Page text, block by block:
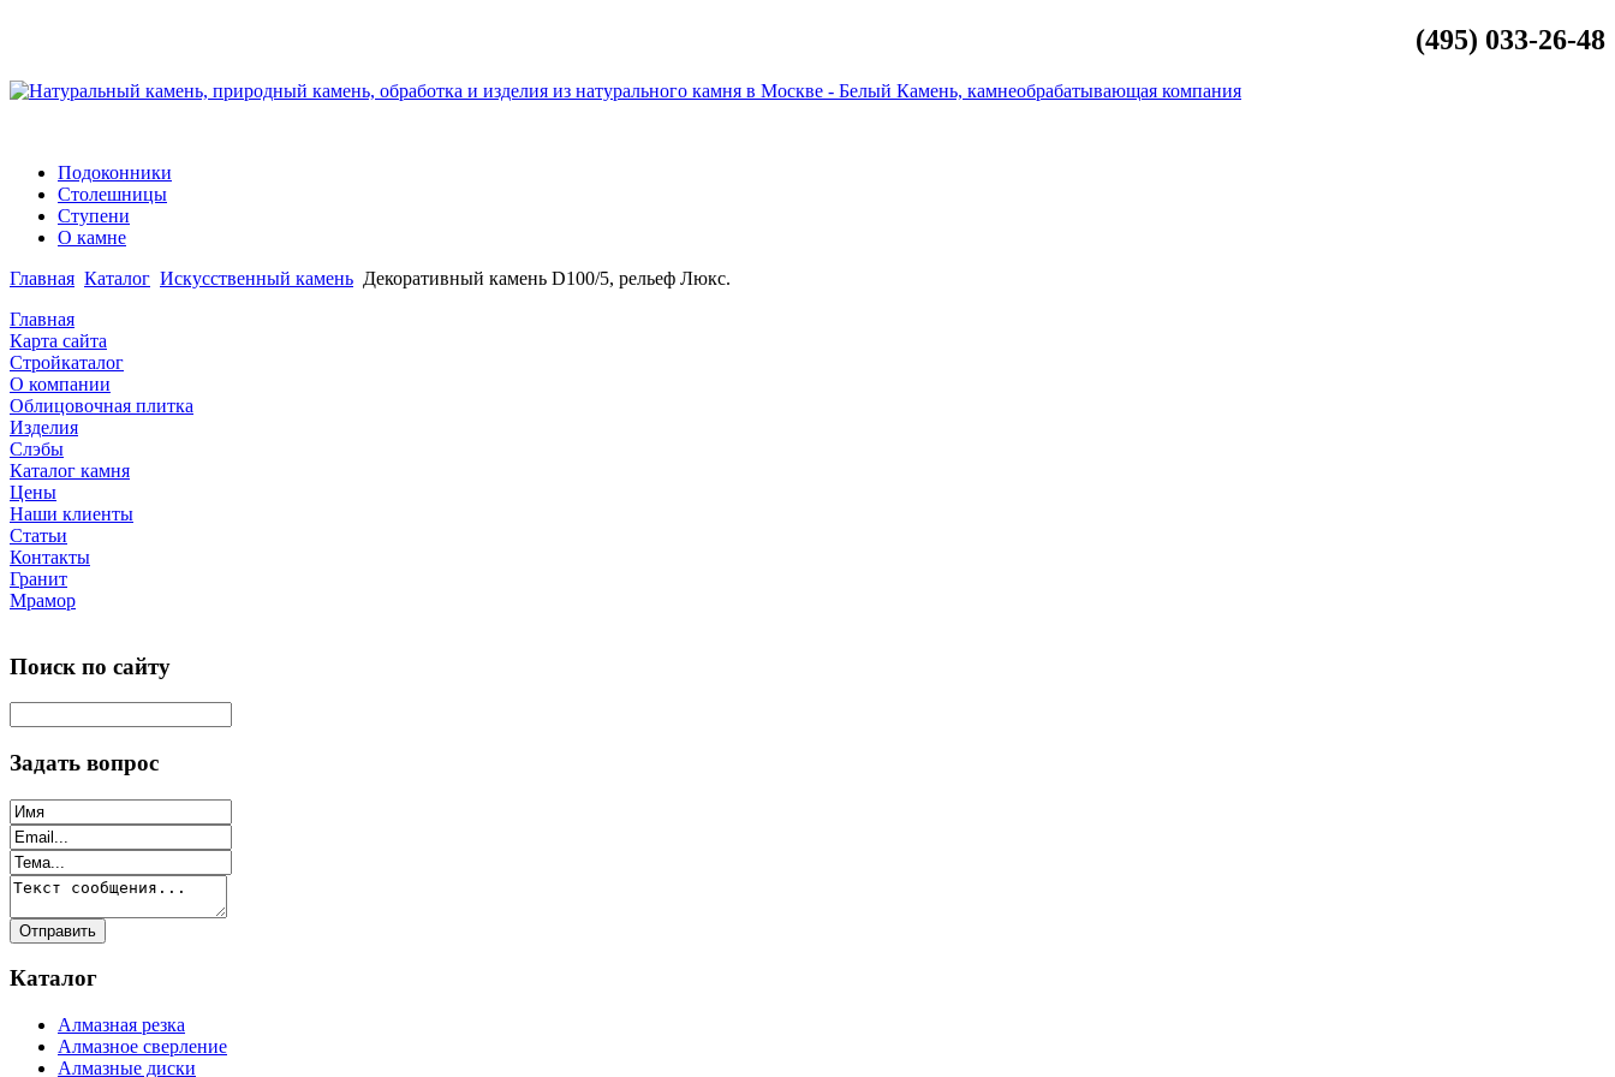
(495) 033-26-48
Подоконники
Столешницы
Ступени
О камне
Главная Каталог Искусственный камень Декоративный камень D100/5, рельеф Люкс.
Главная
Карта сайта
Стройкаталог
О компании
Облицовочная плитка
Изделия
Слэбы
Каталог камня
Цены
Наши клиенты
Статьи
Контакты
Гранит
Мрамор
Поиск по сайту
Задать вопрос
Каталог
Алмазная резка
Алмазное сверление
Алмазные диски